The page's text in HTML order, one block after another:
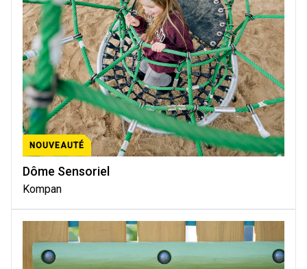
NOUVEAUTÉ
Dôme Sensoriel
Kompan